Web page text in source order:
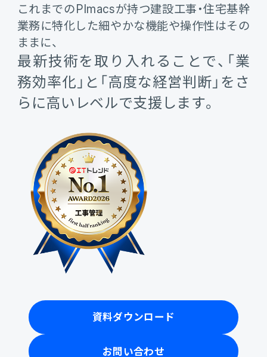
給与明細閲覧
健康経営支援サービス
「Uwell（ユーウェル）」
販売管理
建設業向け基幹業務システム
生産管理
生産管理
MES
Best Practice
これまでのPImacsが持つ建設工事・住宅基幹
業務に特化した細やかな機能や操作性はその
ままに、
最新技術を取り入れることで、「業
務効率化」と「高度な経営判断」をさ
らに高いレベルで支援します。
資料ダウンロード
お問い合わせ